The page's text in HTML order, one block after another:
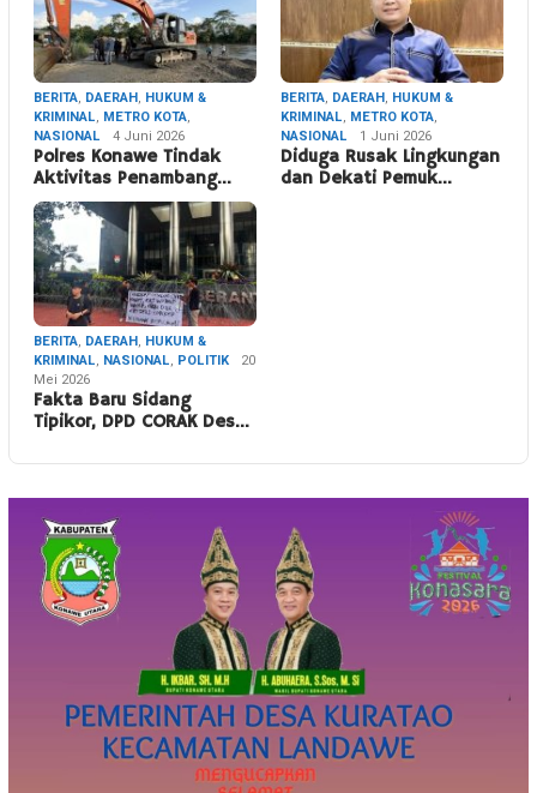
BERITA, DAERAH, HUKUM &
KRIMINAL, METRO KOTA,
NASIONAL
4 Juni 2026
Polres Konawe Tindak
Aktivitas Penambang…
BERITA, DAERAH, HUKUM &
KRIMINAL, METRO KOTA,
NASIONAL
1 Juni 2026
Diduga Rusak Lingkungan
dan Dekati Pemuk…
BERITA, DAERAH, HUKUM &
KRIMINAL, NASIONAL, POLITIK
20
Mei 2026
Fakta Baru Sidang
Tipikor, DPD CORAK Des…